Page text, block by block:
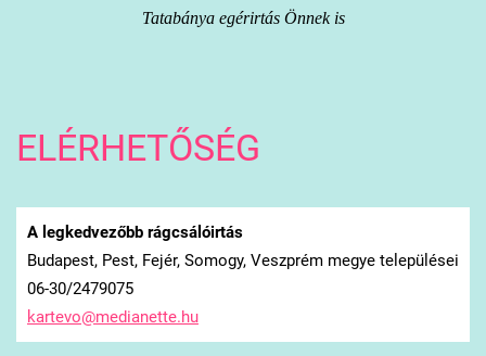
Tatabánya egérirtás Önnek is
ELÉRHETŐSÉG
A legkedvezőbb rágcsálóirtás
Budapest, Pest, Fejér, Somogy, Veszprém megye települései
06-30/2479075
kartevo@medianette.hu